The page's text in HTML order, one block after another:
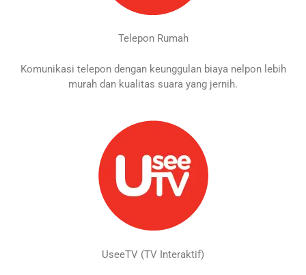
Telepon Rumah
Komunikasi telepon dengan keunggulan biaya nelpon lebih
murah dan kualitas suara yang jernih.
UseeTV (TV Interaktif)